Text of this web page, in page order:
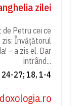
zilei
Petru cei ce
zis: Învățătorul
– a zis el. Dar
intrând...
24-27; 18, 1-4
doxologia.ro